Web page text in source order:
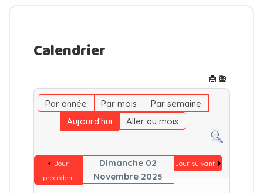
Calendrier
Par année Par mois
Par semaine
Aujourd'hui
Aller au mois
Jour
précédent
Dimanche 02
Novembre 2025
Jour suivant